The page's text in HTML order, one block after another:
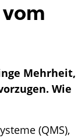
Mehrheit,
Wie
(QMS),